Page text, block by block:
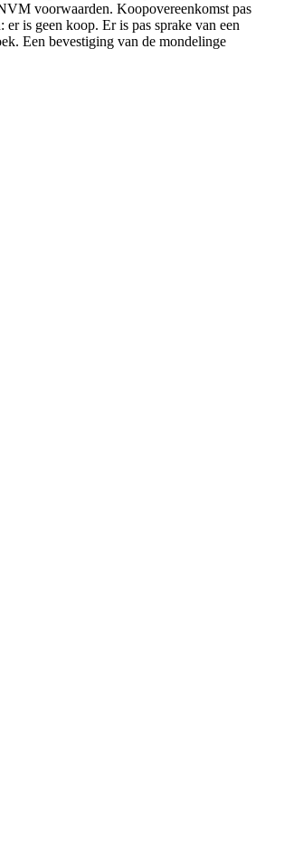
voorwaarden. Koopovereenkomst pas
is geen koop. Er is pas sprake van een
Een bevestiging van de mondelinge